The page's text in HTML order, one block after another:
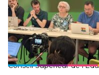
Transition écologique
Éducation fait
30 juin 2026-National
Pendant plusieurs mois,
travaillé sur la transition
Conseil Supérieur de